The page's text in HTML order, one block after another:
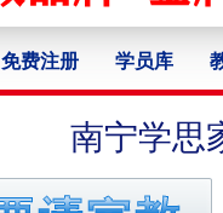
免费注册 学员库
南宁学思